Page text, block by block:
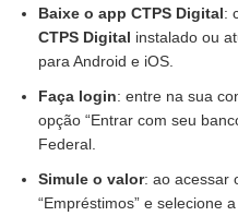
Baixe o app CTPS Digital:
CTPS Digital instalado ou
para Android e iOS.
Faça login: entre na sua
opção “Entrar com seu
Federal.
Simule o valor: ao acessar
“Empréstimos” e selecione